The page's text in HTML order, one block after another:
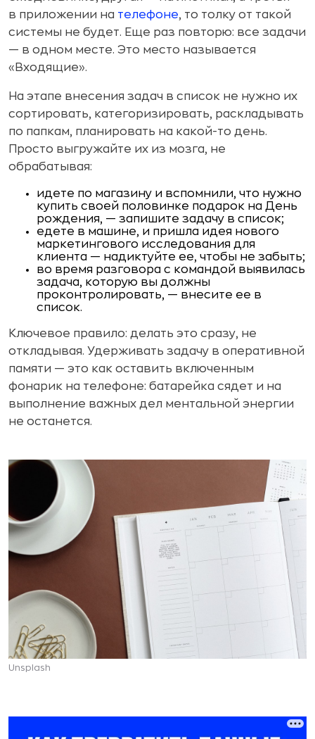
в приложении на телефоне, то толку от такой
системы не будет. Еще раз повторю: все задачи
— в одном месте. Это место называется
«Входящие».
На этапе внесения задач в список не нужно их
сортировать, категоризировать, раскладывать
по папкам, планировать на какой-то день.
Просто выгружайте их из мозга, не
обрабатывая:
идете по магазину и вспомнили, что нужно
купить своей половинке подарок на День
рождения, — запишите задачу в список;
едете в машине, и пришла идея нового
маркетингового исследования для
клиента — надиктуйте ее, чтобы не забыть;
во время разговора с командой выявилась
задача, которую вы должны
проконтролировать, — внесите ее в
список.
Ключевое правило: делать это сразу, не
откладывая. Удерживать задачу в оперативной
памяти — это как оставить включенным
фонарик на телефоне: батарейка сядет и на
выполнение важных дел ментальной энергии
не останется.
Unsplash